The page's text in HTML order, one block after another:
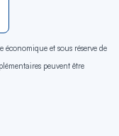
et sous réserve de
peuvent être